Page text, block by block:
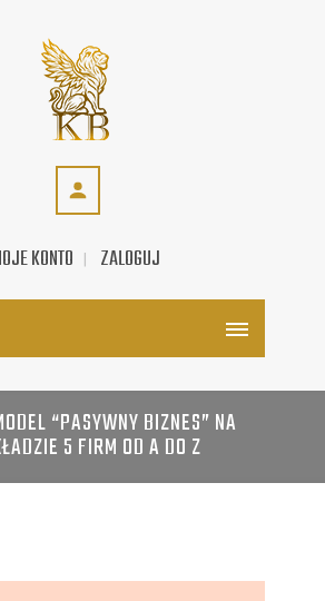
KONTO ZALOGUJ
“PASYWNY BIZNES” NA
5 FIRM OD A DO Z